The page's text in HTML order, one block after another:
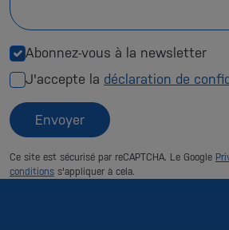
Abonnez-vous à la newsletter
J'accepte la déclaration de
Envoyer
Ce site est sécurisé par reCAPTCHA. Le Google
conditions s'appliquer à cela.